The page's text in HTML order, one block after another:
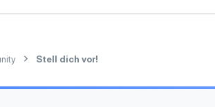
Stell dich vor!